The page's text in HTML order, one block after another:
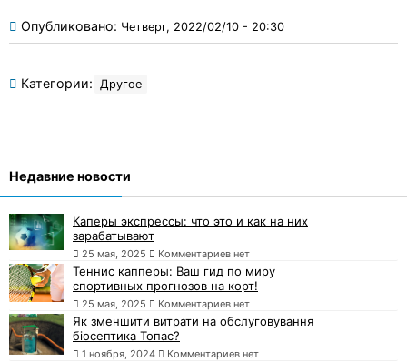
Опубликовано: Четверг, 2022/02/10 - 20:30
Категории: Другое
Недавние новости
Каперы экспрессы: что это и как на них
зарабатывают
25 мая, 2025 Комментариев нет
Теннис капперы: Ваш гид по миру
спортивных прогнозов на корт!
25 мая, 2025 Комментариев нет
Як зменшити витрати на обслуговування
біосептика Топас?
1 ноября, 2024 Комментариев нет